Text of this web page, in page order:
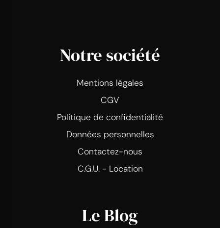
Notre société
Mentions légales
CGV
Politique de confidentialité
Données personnelles
Contactez-nous
C.G.U. - Location
Le Blog